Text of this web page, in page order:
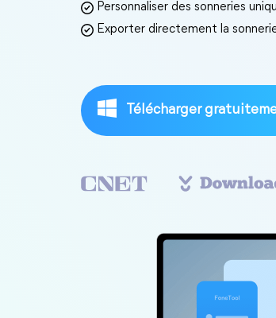
Personnaliser des sonneries
Exporter directement la
Télécharger